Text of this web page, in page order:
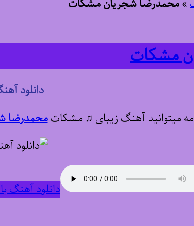
»محمدرضا شجریان مشکات
مشکات
دانلود
میتوانید آهنگ زیبای ♫ مشکاتمحمدرضا
دانلود آهنگ